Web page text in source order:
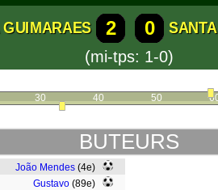
2 0
(mi-tps: 1-0)
30 40 50
BUTEURS
João Mendes (4e)
Gustavo (89e)